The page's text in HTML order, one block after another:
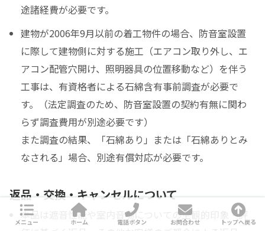
途諸経費が必要です。
建物が2006年9月以前の着工物件の場合、防音室設置
に際して建物側に対する施工（エアコン取り外し、エ
アコン配管穴開け、照明器具の位置移動など）を伴う
工事は、有資格者による石綿含有事前調査が必要で
す。（法定調査のため、防音室設置の契約有無に関わ
らず調査費用が別途必要です）
また調査の結果、「石綿あり」または「石綿ありとみ
なされる」場合、別途有償対応が必要です。
返品・交換・キャンセルについて
本品は遮音性能や室内音場についての主観的印象・評
メニュー ホーム 電話ボタン お問合わせ トップへ戻る